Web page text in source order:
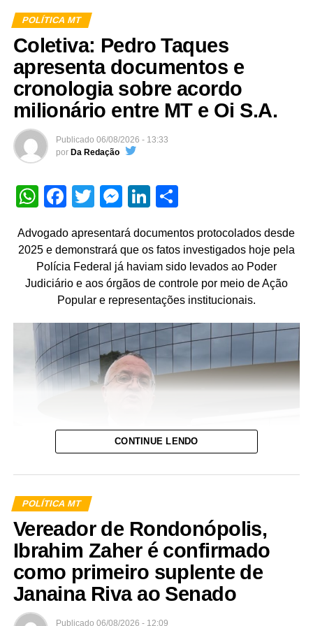
POLÍTICA MT
Coletiva: Pedro Taques
apresenta documentos e
cronologia sobre acordo
milionário entre MT e Oi S.A.
Publicado 06/08/2026 - 13:33
por Da Redação
WhatsApp
Facebook
TwitterMessenger
LinkedIn
Advogado apresentará documentos protocolados desde
2025 e demonstrará que os fatos investigados hoje pela
Polícia Federal já haviam sido levados ao Poder
Judiciário e aos órgãos de controle por meio de Ação
Popular e representações institucionais.
Assessoria
O advogado, ex-senador e ex-governador Pedro Taques
CONTINUE LENDO
POLÍTICA MT
Vereador de Rondonópolis,
Ibrahim Zaher é confirmado
como primeiro suplente de
Janaina Riva ao Senado
Publicado 06/08/2026 - 12:09